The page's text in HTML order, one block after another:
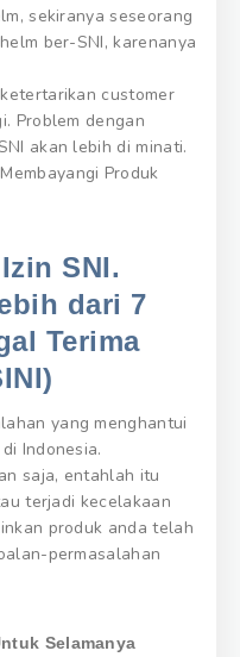
sekiranya seseorang
ber-SNI, karenanya
customer
Problem dengan
akan lebih di minati.
Produk
SNI.
dari 7
Terima
yang menghantui
Indonesia.
saja, entahlah itu
terjadi kecelakaan
produk anda telah
permasalahan
Selamanya